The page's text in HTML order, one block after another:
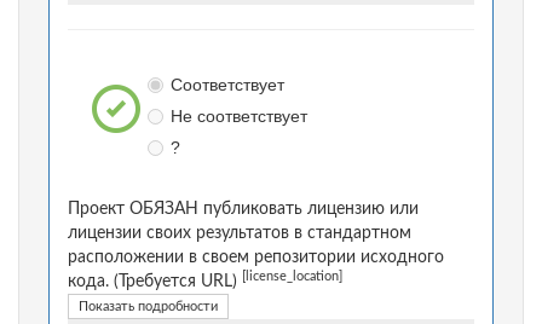
Соответствует
Не соответствует
?
Проект ОБЯЗАН публиковать лицензию или
лицензии своих результатов в стандартном
расположении в своем репозитории исходного
кода. (Требуется URL)
[license_location]
Показать подробности